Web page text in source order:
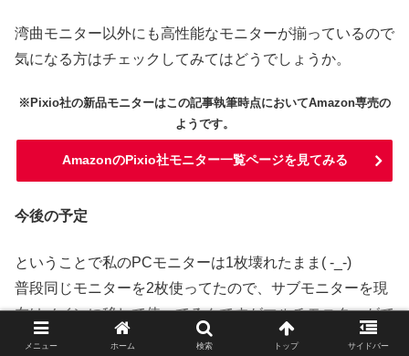
湾曲モニター以外にも高性能なモニターが揃っているので
気になる方はチェックしてみてはどうでしょうか。
※Pixio社の新品モニターはこの記事執筆時点においてAmazon専売の
ようです。
AmazonのPixio社モニター一覧ページを見てみる
今後の予定
ということで私のPCモニターは1枚壊れたまま( -_-)
普段同じモニターを2枚使ってたので、サブモニターを現
在はメインに移して使ってるんですがマルチモニターがで
きないと辛いところです。
メニュー ホーム 検索 トップ サイドバー